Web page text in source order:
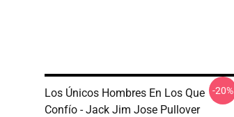
Los Únicos Hombres En Los Que
Confío - Jack Jim Jose Pullover
-20%